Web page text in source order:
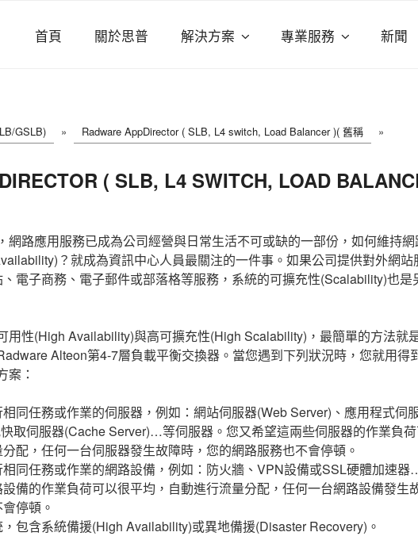
首頁 關於思普 解決方案 專業服務 新聞
GSLB) » Radware AppDirector ( SLB, L4 switch, Load Balancer )( 舊稱 »
( SLB, L4 SWITCH, LOAD
網路應用服務已成為公司經營與日常生活不可或缺的一部份，如何維持
？就成為資訊中心人員最關注的一件事。如果公司提供對外網站
電子商務、電子郵件或部落格等服務，系統的可擴充性(Scalability)也是
用性(High Availability)與高可擴充性(High Scalability)，最簡單的方法就
Alteon第4-7層負載平衡交換器。當您遇到下列狀況時，您就用得
案：
同任務或作業的伺服器，例如：網站伺服器(Web Server)、應用程式伺
取伺服器(Cache Server)…等伺服器。您又希望這兩些伺服器的作業負
配，任何一台伺服器發生故障時，您的網路服務也不會停頓。
同任務或作業的網路設備，例如：防火牆、VPN設備或SSL硬體加速器
備的作業負荷可以很平均，自動進行流量分配，任何一台網路設備發生
停頓。
包含系統備援(High Availability)或異地備援(Disaster Recovery)。